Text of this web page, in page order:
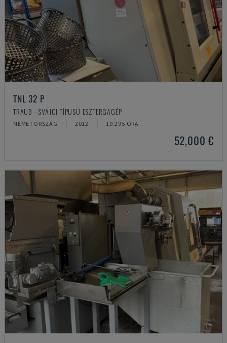
TNL 32 P
TRAUB - SVÁJCI TÍPUSÚ ESZTERGAGÉP
NÉMETORSZÁG 2012 19.295 ÓRA
52,000 €